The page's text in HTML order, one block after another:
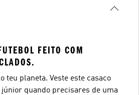
FEITO COM
teu planeta. Veste este casaco
quando precisares de uma